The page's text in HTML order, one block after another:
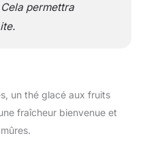
permettra
un thé glacé aux fruits
fraîcheur bienvenue et